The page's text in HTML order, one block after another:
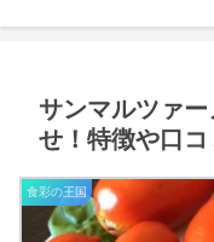
サンマルツァ
せ！特徴や口コ
食彩の王国